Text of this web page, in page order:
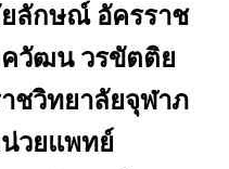
ยลักษณ์ อัครราช
ควัฒน วรขัตติย
ชวิทยาลัยจุฬาภ
วยแพทย์